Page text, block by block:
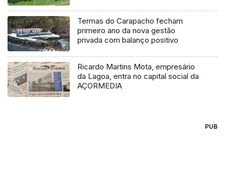
Termas do Carapacho fecham
primeiro ano da nova gestão
privada com balanço positivo
Ricardo Martins Mota, empresário
da Lagoa, entra no capital social da
AÇORMEDIA
PUB